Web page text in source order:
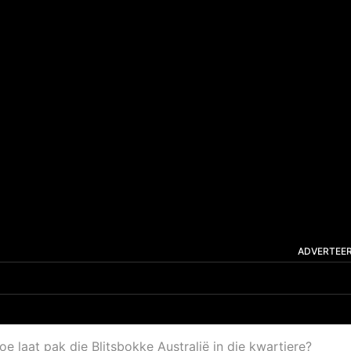
laat pak die Blitsbokke Australië in die kwartiere?